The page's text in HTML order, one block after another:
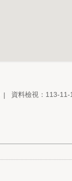
資料檢視：113-